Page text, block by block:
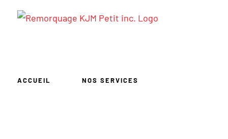
ACCUEIL NOS SERVICES